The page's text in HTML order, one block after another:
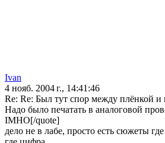
Ivan
4 нояб. 2004 г., 14:41:46
Re: Re: Был тут спор между плёнкой
Надо было печатать в аналоговой
IMHO[/quote]
дело не в лабе, просто есть сюжеты